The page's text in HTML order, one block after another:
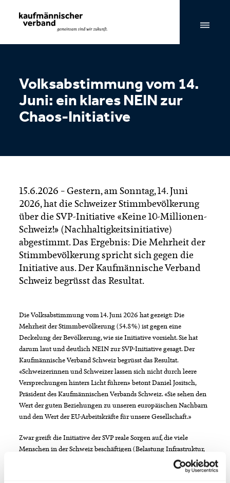
Volksabstimmung vom 14.
Juni: ein klares NEIN zur
Chaos-Initiative
15.6.2026 – Gestern, am Sonntag, 14. Juni
2026, hat die Schweizer Stimmbevölkerung
über die SVP-Initiative «Keine 10-Millionen-
Schweiz!» (Nachhaltigkeitsinitiative)
abgestimmt. Das Ergebnis: Die Mehrheit der
Stimmbevölkerung spricht sich gegen die
Initiative aus. Der Kaufmännische Verband
Schweiz begrüsst das Resultat.
Die Volksabstimmung vom 14. Juni 2026 hat gezeigt: Die
Mehrheit der Stimmbevölkerung (54.8%) ist gegen eine
Deckelung der Bevölkerung, wie sie Initiative vorsieht. Sie hat
darum laut und deutlich NEIN zur SVP-Initiative gesagt. Der
Kaufmännische Verband Schweiz begrüsst das Resultat.
«Schweizerinnen und Schweizer lassen sich nicht durch leere
Versprechungen hinters Licht führen» betont Daniel Jositsch,
Präsident des Kaufmännischen Verbands Schweiz. «Sie sehen den
Wert der guten Beziehungen zu unseren europäischen Nachbarn
und den Wert der EU-Arbeitskräfte für unsere Gesellschaft.»
Zwar greift die Initiative der SVP reale Sorgen auf, die viele
Menschen in der Schweiz beschäftigen (Belastung Infrastruktur,
hohe Mieten, Arbeitsplätze), sie liefert jedoch keine realen
Antworten auf diese Probleme. Die SVP-Initiative schwächt die